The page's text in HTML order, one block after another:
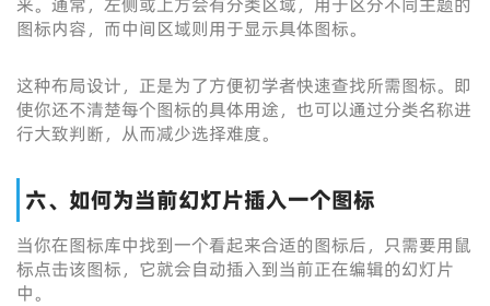
图标内容，而中间区域则用于显示具体图标。
这种布局设计，正是为了方便初学者快速查找所需图标。即
使你还不清楚每个图标的具体用途，也可以通过分类名称进
行大致判断，从而减少选择难度。
六、如何为当前幻灯片插入一个图标
当你在图标库中找到一个看起来合适的图标后，只需要用鼠
标点击该图标，它就会自动插入到当前正在编辑的幻灯片
中。